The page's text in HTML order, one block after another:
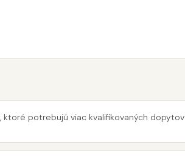
ktoré potrebujú viac kvalifikovaných dopytov